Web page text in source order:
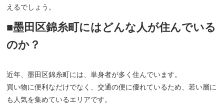
えるでしょう。
■墨田区錦糸町にはどんな人が住んでいる
のか？
近年、墨田区錦糸町には、単身者が多く住んでいます。
買い物に便利なだけでなく、交通の便に優れているため、若い層に
も人気を集めているエリアです。